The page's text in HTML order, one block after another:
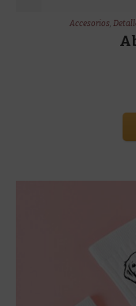
Accesorios,